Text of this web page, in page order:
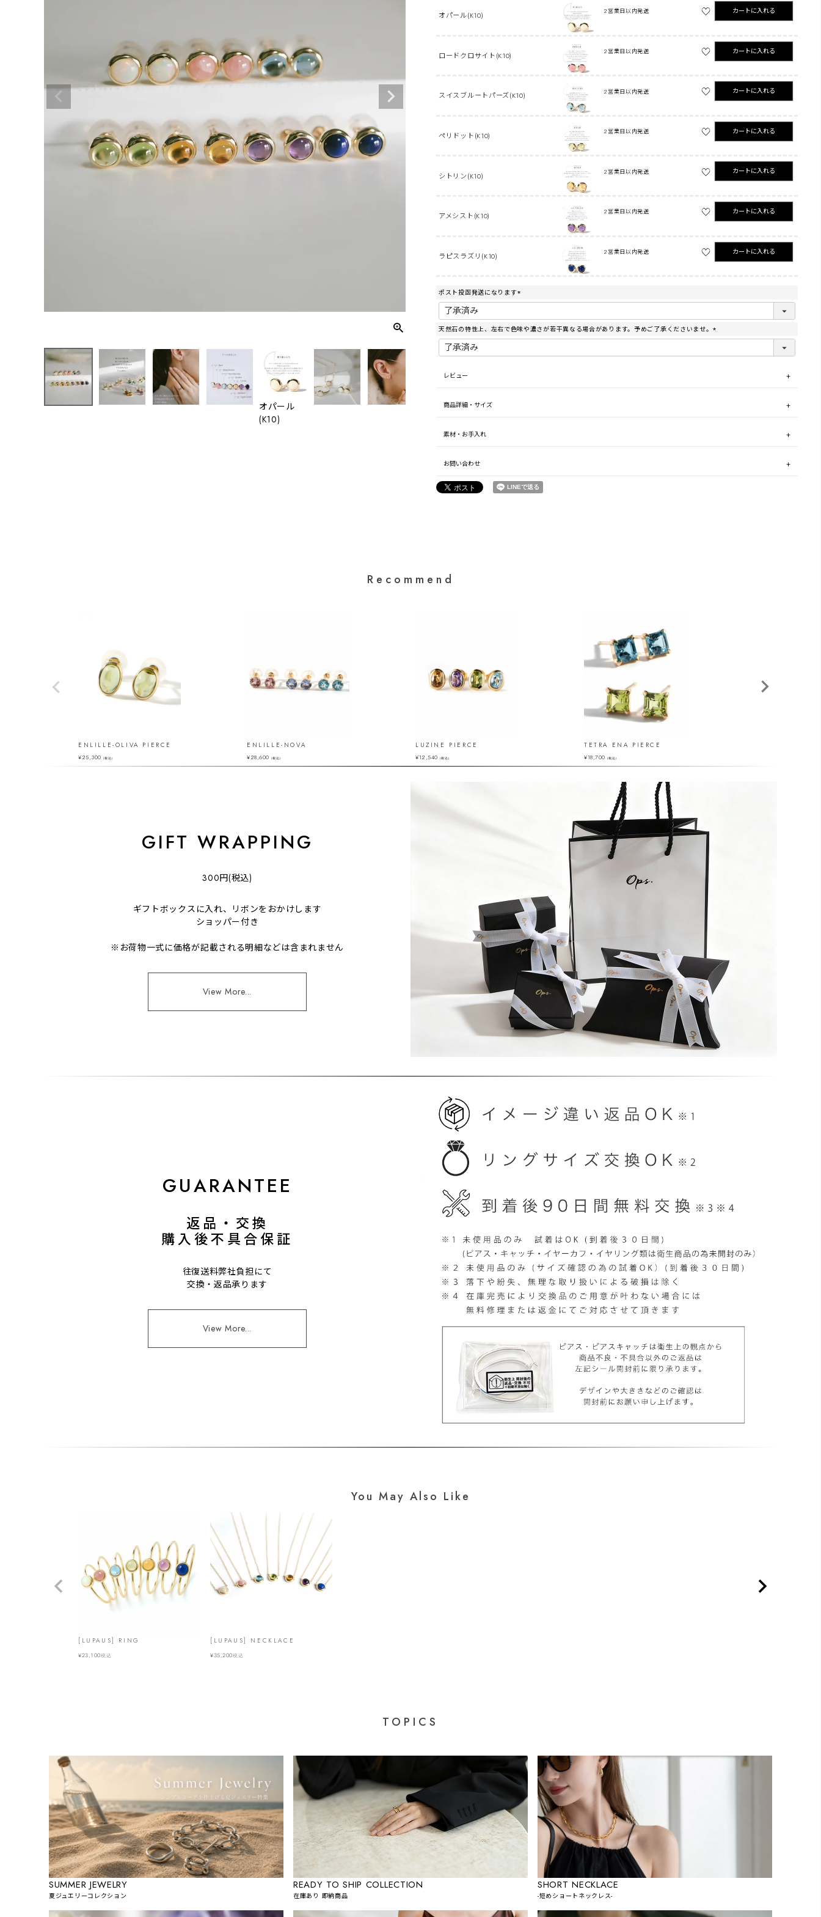
オパール
(K10)
ロードクロ
ペリドット
オパール(K10) 2営業日以内発送 カートに入れる
ロードクロサイト(K10) 2営業日以内発送 カートに入れる
スイスブルートパーズ(K10) 2営業日以内発送 カートに入れる
ペリドット(K10) 2営業日以内発送 カートに入れる
シトリン(K10) 2営業日以内発送 カートに入れる
アメシスト(K10) 2営業日以内発送 カートに入れる
ラピスラズリ(K10) 2営業日以内発送 カートに入れる
ポスト投函発送になります
(
須
)
天然石の特性上、左右で色味や濃さが若干異なる場合があります。予めご了承くださいませ。
(
須
レビュー
商品詳細・サイズ
素材・お手入れ
お問い合わせ
Recommend
ENLILLE-OLIVA PIERCE
¥25,300 （税込）
ENLILLE-NOVA
¥28,600 （税込）
LUZINE PIERCE
¥12,540 （税込）
TETRA ENA PIERCE
¥18,700 （税込）
GIFT WRAPPING
300円(税込)
ギフトボックスに入れ、リボンをおかけします
ショッパー付き
※お荷物一式に価格が記載される明細などは含まれません
View More...
GUARANTEE
返品・交換
購入後不具合保証
往復送料弊社負担にて
交換・返品承ります
View More...
You May Also Like
[LUPAUS] RING
¥23,100税込
[LUPAUS] NECKLACE
¥35,200税込
TOPICS
SUMMER JEWELRY
夏ジュエリーコレクション
READY TO SHIP COLLECTION
在庫あり 即納商品
SHORT NECKLACE
-短めショートネックレス-